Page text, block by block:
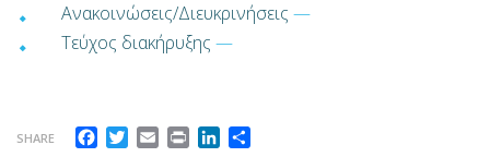
Ανακοινώσεις/Διευκρινήσεις —
Τεύχος διακήρυξης —
SHARE Facebook
Twitter
EmailPrintLinkedIn